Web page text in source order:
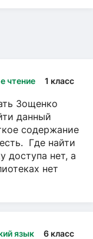
чтение 1 класс
Зощенко
данный
содержание
Где найти
доступа нет, а
нет
язык 6 класс